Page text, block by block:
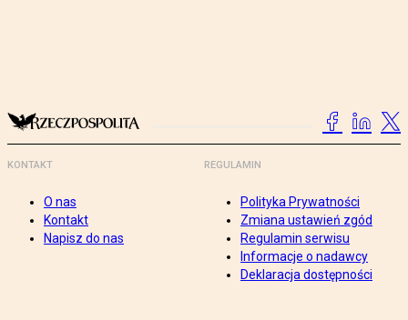
KONTAKT
O nas
Kontakt
Napisz do nas
REGULAMIN
Polityka Prywatności
Zmiana ustawień zgód
Regulamin serwisu
Informacje o nadawcy
Deklaracja dostępności